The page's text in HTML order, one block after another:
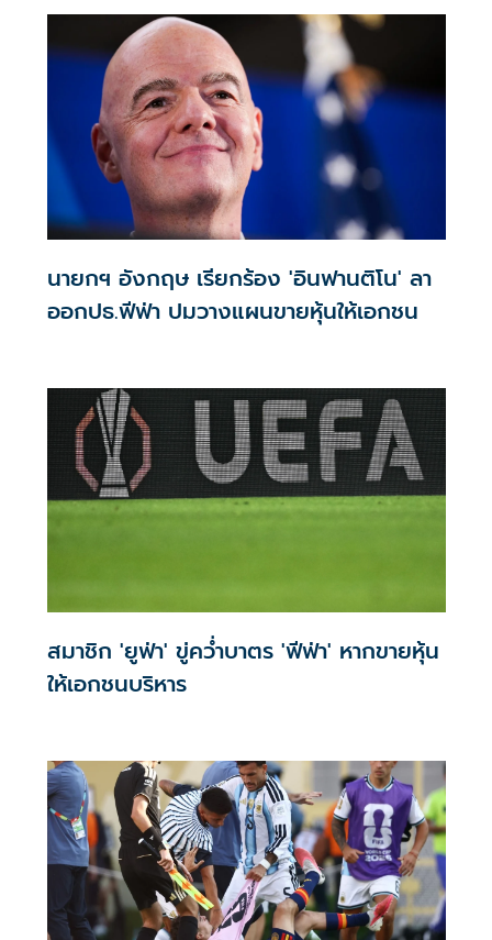
นายกฯ อังกฤษ เรียกร้อง 'อินฟานติโน' ลา
ออกปธ.ฟีฟ่า ปมวางแผนขายหุ้นให้เอกชน
สมาชิก 'ยูฟ่า' ขู่คว่ำบาตร 'ฟีฟ่า' หากขายหุ้น
ให้เอกชนบริหาร